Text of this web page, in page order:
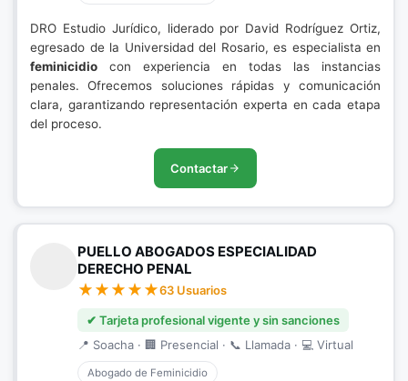
DRO Estudio Jurídico, liderado por David Rodríguez Ortiz,
egresado de la Universidad del Rosario, es especialista en
feminicidio con experiencia en todas las instancias
penales. Ofrecemos soluciones rápidas y comunicación
clara, garantizando representación experta en cada etapa
del proceso.
Contactar
PUELLO ABOGADOS ESPECIALIDAD
DERECHO PENAL
63 Usuarios
✔ Tarjeta profesional vigente y sin sanciones
📍 Soacha · 🏢 Presencial · 📞 Llamada · 💻 Virtual
Abogado de Feminicidio